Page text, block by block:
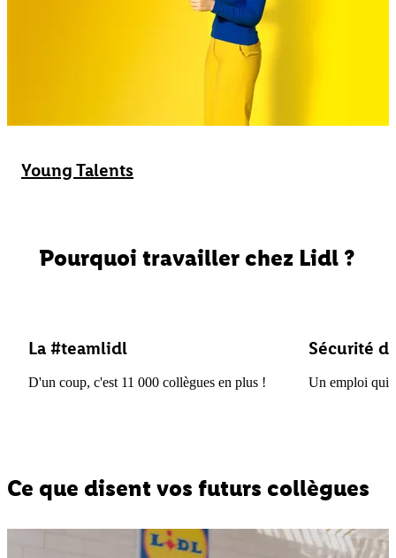
Young Talents
Pourquoi travailler chez Lidl ?
La #teamlidl
D'un coup, c'est 11 000 collègues en plus !
Sécurité
Un emploi qui
Ce que disent vos futurs collègues